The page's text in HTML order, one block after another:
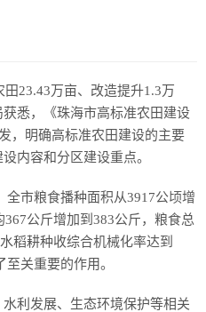
23.43万亩、改造提升1.3万
悉，《珠海市高标准农田建设
，明确高标准农田建设的主要
内容和分区建设重点。
全市粮食播种面积从3917公顷增
公斤增加到383公斤，粮食总
稻耕种收综合机械化率达到
关重要的作用。
利发展、生态环境保护等相关